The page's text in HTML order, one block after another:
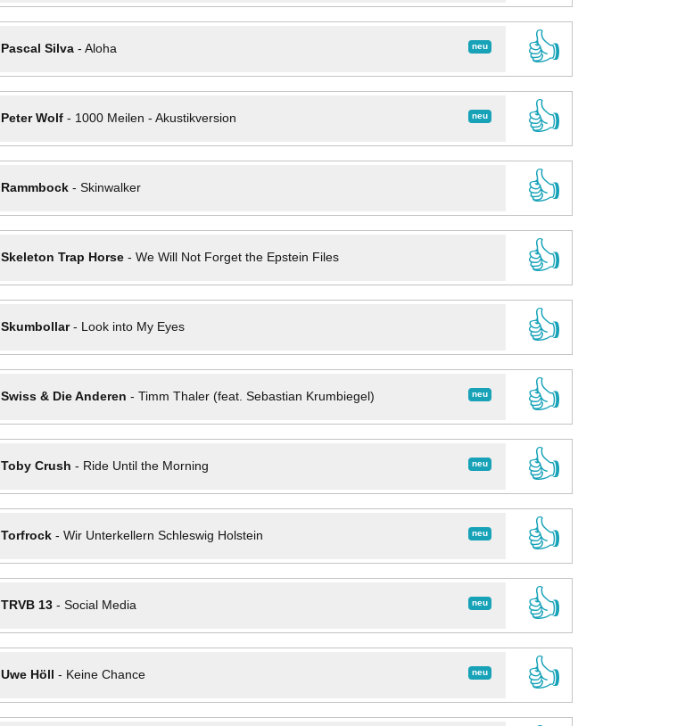
neu
Pascal Silva- Aloha
👍
neu
Peter Wolf- 1000 Meilen - Akustikversion
👍
Rammbock- Skinwalker
👍
Skeleton Trap Horse- We Will Not Forget the Epstein Files
👍
Skumbollar- Look into My Eyes
👍
neu
Swiss & Die Anderen - Timm Thaler (feat. Sebastian Krumbiegel)
👍
neu
Toby Crush - Ride Until the Morning
👍
neu
Torfrock- Wir Unterkellern Schleswig Holstein
👍
neu
TRVB 13- Social Media
👍
neu
Uwe Höll - Keine Chance
👍